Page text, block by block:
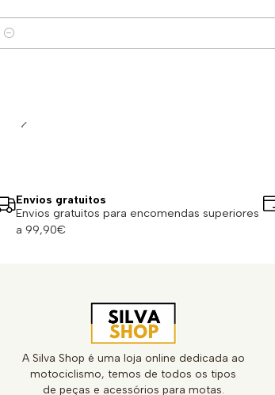
Envios gratuitos
Envios gratuitos para encomendas superiores
a 99,90€
A Silva Shop é uma loja online dedicada ao
motociclismo, temos de todos os tipos
de peças e acessórios para motas.